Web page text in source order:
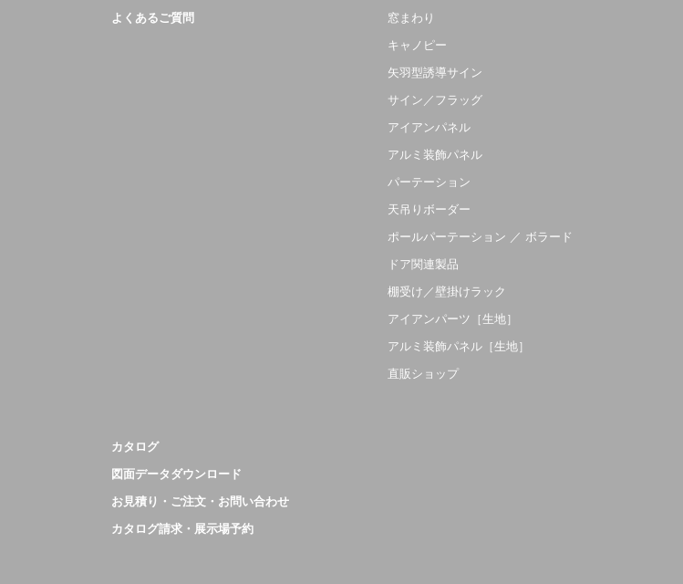
よくあるご質問
窓まわり
キャノピー
矢羽型誘導サイン
サイン／フラッグ
アイアンパネル
アルミ装飾パネル
パーテーション
天吊りボーダー
ポールパーテーション ／ ボラード
ドア関連製品
棚受け／壁掛けラック
アイアンパーツ［生地］
アルミ装飾パネル［生地］
直販ショップ
カタログ
図面データダウンロード
お見積り・ご注文・お問い合わせ
カタログ請求・展示場予約